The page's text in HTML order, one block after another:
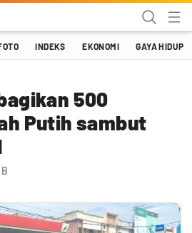
INDEKS EKONOMI GAYA HIDUP
500
Putih sambut